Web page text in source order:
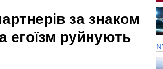
за знаком
егоїзм руйнують